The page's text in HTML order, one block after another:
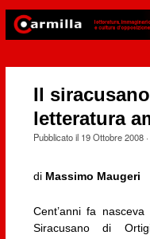
Il
letteratura
Pubblicato il 19 Ottobre 2008
di Massimo Maugeri
Cent’anni fa nasceva
Siracusano di